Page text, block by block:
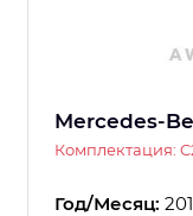
Mercedes-
Комплектация:
Год/Месяц: